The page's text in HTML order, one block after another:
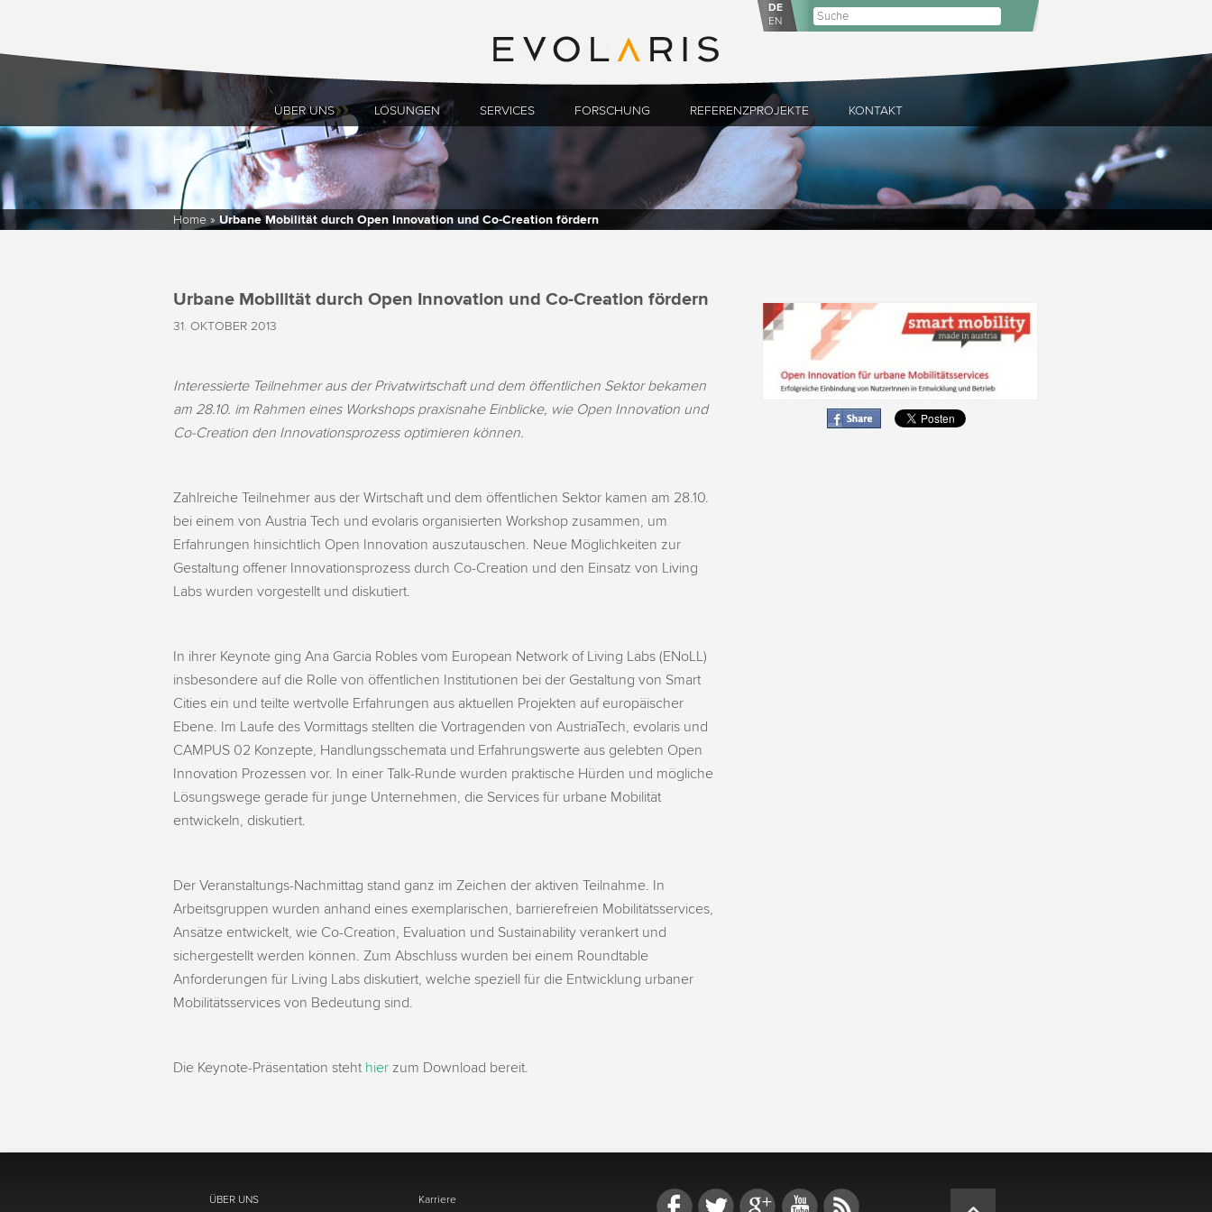
DE
EN
ÜBER UNS LÖSUNGEN SERVICES FORSCHUNG REFERENZPROJEKTE KONTAKT
Home » Urbane Mobilität durch Open Innovation und Co-Creation fördern
Urbane Mobilität durch Open Innovation und Co-Creation fördern
31. OKTOBER 2013
Interessierte Teilnehmer aus der Privatwirtschaft und dem öffentlichen Sektor bekamen
am 28.10. im Rahmen eines Workshops praxisnahe Einblicke, wie Open Innovation und
Co-Creation den Innovationsprozess optimieren können.
Zahlreiche Teilnehmer aus der Wirtschaft und dem öffentlichen Sektor kamen am 28.10.
bei einem von Austria Tech und evolaris organisierten Workshop zusammen, um
Erfahrungen hinsichtlich Open Innovation auszutauschen. Neue Möglichkeiten zur
Gestaltung offener Innovationsprozess durch Co-Creation und den Einsatz von Living
Labs wurden vorgestellt und diskutiert.
In ihrer Keynote ging Ana Garcia Robles vom European Network of Living Labs (ENoLL)
insbesondere auf die Rolle von öffentlichen Institutionen bei der Gestaltung von Smart
Cities ein und teilte wertvolle Erfahrungen aus aktuellen Projekten auf europäischer
Ebene. Im Laufe des Vormittags stellten die Vortragenden von AustriaTech, evolaris und
CAMPUS 02 Konzepte, Handlungsschemata und Erfahrungswerte aus gelebten Open
Innovation Prozessen vor. In einer Talk-Runde wurden praktische Hürden und mögliche
Lösungswege gerade für junge Unternehmen, die Services für urbane Mobilität
entwickeln, diskutiert.
Der Veranstaltungs-Nachmittag stand ganz im Zeichen der aktiven Teilnahme. In
Arbeitsgruppen wurden anhand eines exemplarischen, barrierefreien Mobilitätsservices,
Ansätze entwickelt, wie Co-Creation, Evaluation und Sustainability verankert und
sichergestellt werden können. Zum Abschluss wurden bei einem Roundtable
Anforderungen für Living Labs diskutiert, welche speziell für die Entwicklung urbaner
Mobilitätsservices von Bedeutung sind.
Die Keynote-Präsentation steht hier zum Download bereit.
ÜBER UNS Karriere